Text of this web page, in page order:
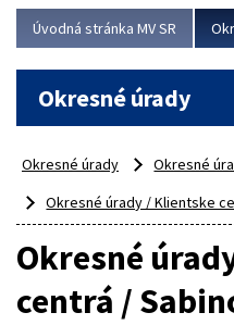
Viac
Úvodná stránka MV SR
Okresné úrady
Okresné úrady
Okresné
Okresné úrady / Klientske
Okresné
centrá /